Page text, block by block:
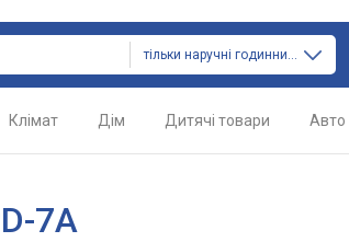
тільки наручні годинники
Клімат Дім Дитячі товари Авто
7A